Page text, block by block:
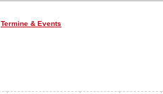
Termine & Events